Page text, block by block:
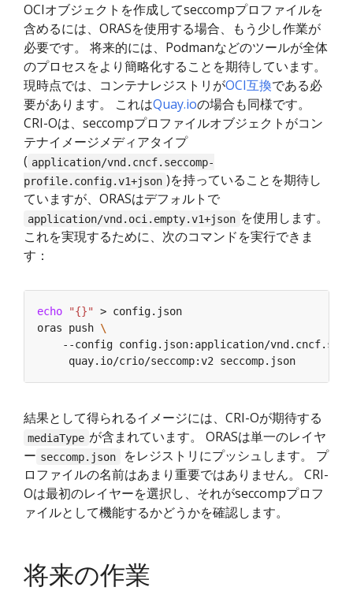
OCIオブジェクトを作成してseccompプロファイルを
含めるには、ORASを使用する場合、もう少し作業が
必要です。 将来的には、Podmanなどのツールが全体
のプロセスをより簡略化することを期待しています。
現時点では、コンテナレジストリがOCI互換である必
要があります。 これはQuay.ioの場合も同様です。
CRI-Oは、seccompプロファイルオブジェクトがコン
テナイメージメディアタイプ
( application/vnd.cncf.seccomp-
profile.config.v1+json )を持っていることを期待し
ていますが、ORASはデフォルトで
application/vnd.oci.empty.v1+json を使用します。
これを実現するために、次のコマンドを実行できま
す：
echo "{}"
oras push
--config config.json:application/
結果として得られるイメージには、CRI-Oが期待する
mediaType が含まれています。 ORASは単一のレイヤ
ー seccomp.json
をレジストリにプッシュします。 プ
ロファイルの名前はあまり重要ではありません。 CRI-
Oは最初のレイヤーを選択し、それがseccompプロフ
ァイルとして機能するかどうかを確認します。
将来の作業